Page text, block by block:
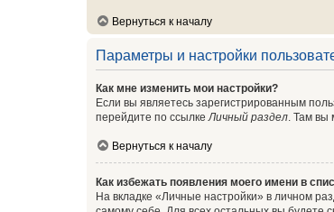
Вернуться к началу
Параметры и настройки
Как мне изменить мои настройки?
Если вы являетесь зарегистрированным
перейдите по ссылкеЛичный раздел. Там вы
Вернуться к началу
Как избежать появления моего имени в
На вкладке «Личные настройки» в личном